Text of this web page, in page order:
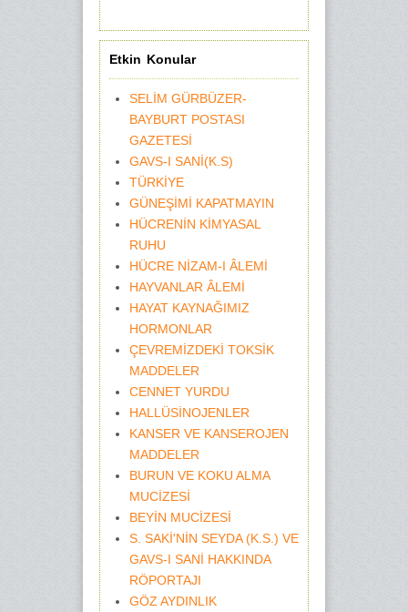
Etkin Konular
SELİM GÜRBÜZER-
BAYBURT POSTASI
GAZETESİ
GAVS-I SANİ(K.S)
TÜRKİYE
GÜNEŞİMİ KAPATMAYIN
HÜCRENİN KİMYASAL
RUHU
HÜCRE NİZAM-I ÂLEMİ
HAYVANLAR ÂLEMİ
HAYAT KAYNAĞIMIZ
HORMONLAR
ÇEVREMİZDEKİ TOKSİK
MADDELER
CENNET YURDU
HALLÜSİNOJENLER
KANSER VE KANSEROJEN
MADDELER
BURUN VE KOKU ALMA
MUCİZESİ
BEYİN MUCİZESİ
S. SAKİ'NİN SEYDA (K.S.) VE
GAVS-I SANİ HAKKINDA
RÖPORTAJI
GÖZ AYDINLIK